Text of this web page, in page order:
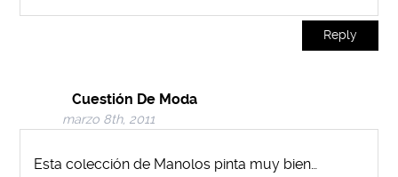
Reply
Cuestión De Moda
marzo 8th, 2011
Esta colección de Manolos pinta muy bien…